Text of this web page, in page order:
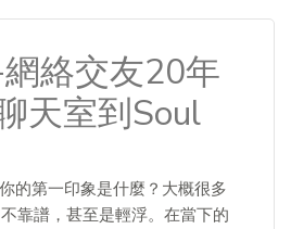
絡交友20年
天室到Soul
的第一印象是什麼？大概很多
靠譜，甚至是輕浮。在當下的